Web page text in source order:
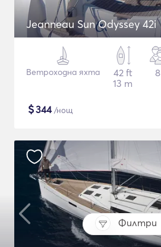
Филтри
Jeanneau Sun Odyssey 42i
Ветроходна яхта
42 ft
13 m
8
$344/нощ